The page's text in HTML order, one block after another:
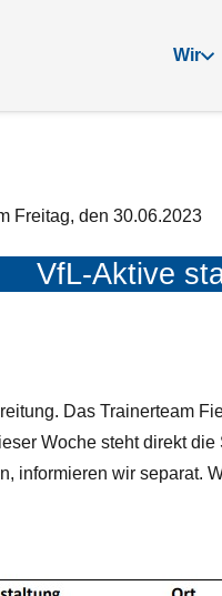
Wir
Freitag, den 30.06.2023
VfL-Aktive
Das Trainerteam
Woche steht direkt
informieren wir separat.